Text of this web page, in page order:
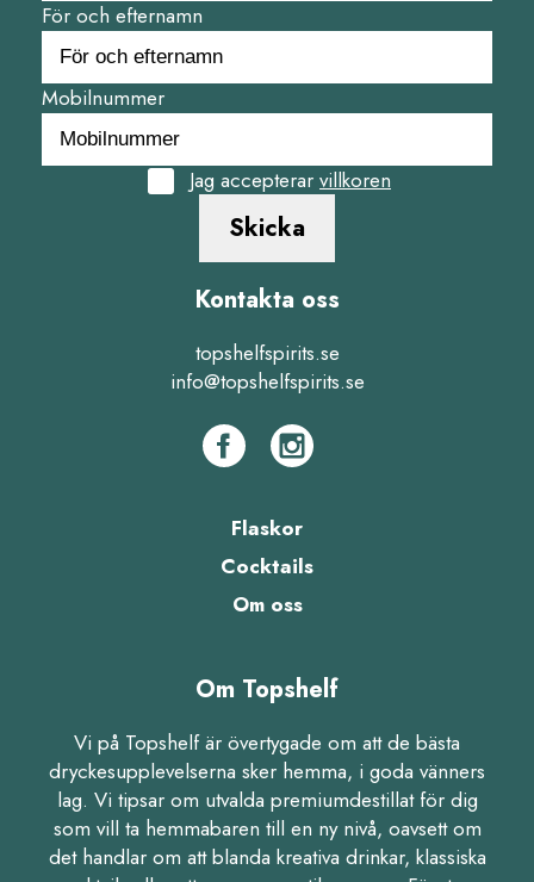
För och efternamn
Mobilnummer
Jag accepterar villkoren
Skicka
Kontakta oss
topshelfspirits.se
info@topshelfspirits.se
Flaskor
Cocktails
Om oss
Om Topshelf
Vi på Topshelf är övertygade om att de bästa
dryckesupplevelserna sker hemma, i goda vänners
lag. Vi tipsar om utvalda premiumdestillat för dig
som vill ta hemmabaren till en ny nivå, oavsett om
det handlar om att blanda kreativa drinkar, klassiska